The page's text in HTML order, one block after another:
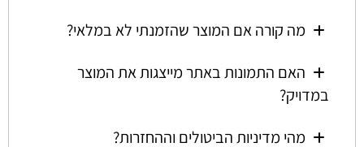
מה קורה אם המוצר שהזמנתי לא במלאי?
האם התמונות באתר מייצגות את המוצר
במדויק?
מהי מדיניות הביטולים וההחזרות?